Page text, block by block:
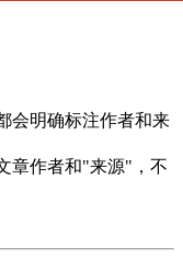
会明确标注作者和来
章作者和"来源"，不